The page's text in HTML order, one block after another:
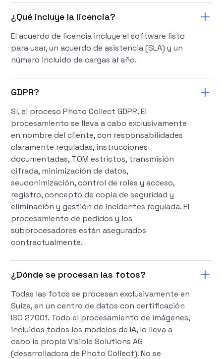
¿Qué incluye la licencia?
El acuerdo de licencia incluye el software listo
para usar, un acuerdo de asistencia (SLA) y un
número incluido de cargas al año.
GDPR?
Sí, el proceso Photo Collect GDPR. El
procesamiento se lleva a cabo exclusivamente
en nombre del cliente, con responsabilidades
claramente reguladas, instrucciones
documentadas, TOM estrictos, transmisión
cifrada, minimización de datos,
seudonimización, control de roles y acceso,
registro, concepto de copia de seguridad y
eliminación y gestión de incidentes regulada. El
procesamiento de pedidos y los
subprocesadores están asegurados
contractualmente.
¿Dónde se procesan las fotos?
Todas las fotos se procesan exclusivamente en
Suiza, en un centro de datos con certificación
ISO 27001. Todo el procesamiento de imágenes,
incluidos todos los modelos de IA, lo lleva a
cabo la propia Visible Solutions AG
(desarrolladora de Photo Collect). No se